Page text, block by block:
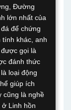
Đường
lớn nhất của
để chứng
tính khác, anh
gọi là
đánh thức
loại động
giúp ích
cũng là nghề
Linh hồn